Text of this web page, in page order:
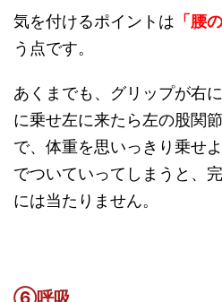
気を付けるポイントは 「腰
う点です。
あくまでも、グリップが右
に乗せ左に来たら左の股関
で、体重を思いっきり乗せ
でついていってしまうと、
には当たりません。